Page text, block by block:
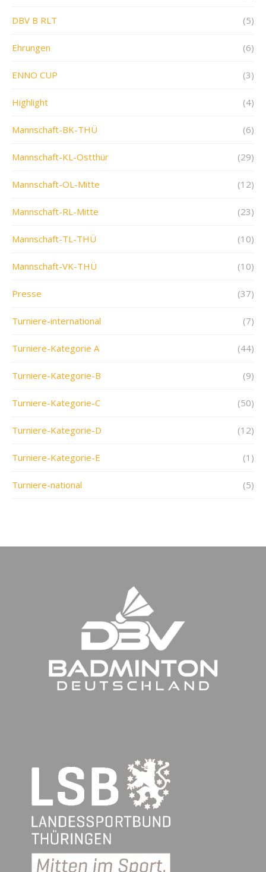
DBV B RLT (5)
Ehrungen (6)
ENNO CUP (3)
Highlight (4)
Mannschaft-BK-THÜ (6)
Mannschaft-KL-Ostthür (29)
Mannschaft-OL-Mitte (12)
Mannschaft-RL-Mitte (23)
Mannschaft-TL-THÜ (10)
Mannschaft-VK-THÜ (10)
Presse (37)
Turniere-international (7)
Turniere-Kategorie A (44)
Turniere-Kategorie-B (9)
Turniere-Kategorie-C (50)
Turniere-Kategorie-D (12)
Turniere-Kategorie-E (1)
Turniere-national (5)